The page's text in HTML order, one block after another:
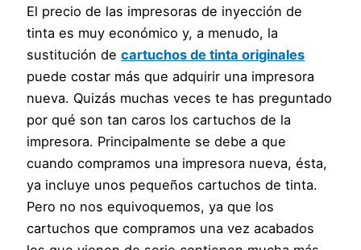
El precio de las impresoras de inyección de
tinta es muy económico y, a menudo, la
sustitución decartuchos de tinta originales
puede costar más que adquirir una impresora
nueva. Quizás muchas veces te has preguntado
por qué son tan caros los cartuchos de la
impresora. Principalmente se debe a que
cuando compramos una impresora nueva, ésta,
ya incluye unos pequeños cartuchos de tinta.
Pero no nos equivoquemos, ya que los
cartuchos que compramos una vez acabados